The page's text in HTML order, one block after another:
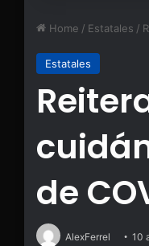
Home / Estatales /
Estatales
de
AlexFerrel 10